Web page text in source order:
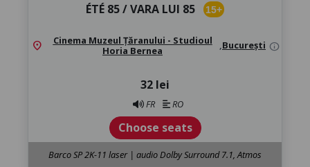
ÉTÉ 85 / VARA LUI 85 15+
location_on
Cinema Muzeul Țăranului - Studioul
Horia Bernea
,București info
32 lei
FR RO
Choose seats
Barco SP 2K-11 laser | audio Dolby Surround 7.1, Atmos